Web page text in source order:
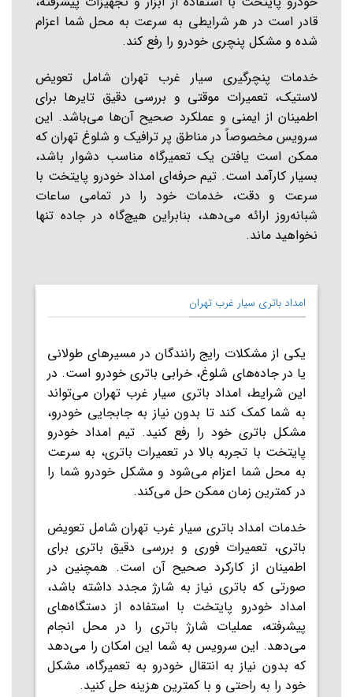
قادر است در هر شرایطی به سرعت به محل شما اعزام
شده و مشکل پنچری خودرو را رفع کند.
خدمات پنچرگیری سیار غرب تهران شامل تعویض
لاستیک، تعمیرات موقتی و بررسی دقیق تایرها برای
اطمینان از ایمنی و عملکرد صحیح آن‌ها می‌باشد. این
سرویس مخصوصاً در مناطق پر ترافیک و شلوغ تهران که
ممکن است یافتن یک تعمیرگاه مناسب دشوار باشد،
بسیار کارآمد است. تیم حرفه‌ای امداد خودرو پایتخت با
سرعت و دقت، خدمات خود را در تمامی ساعات
شبانه‌روز ارائه می‌دهد، بنابراین هیچ‌گاه در جاده تنها
نخواهید ماند.
امداد باتری سیار غرب تهران
یکی از مشکلات رایج رانندگان در مسیرهای طولانی
یا در جاده‌های شلوغ، خرابی باتری خودرو است. در
این شرایط، امداد باتری سیار غرب تهران می‌تواند
به شما کمک کند تا بدون نیاز به جابجایی خودرو،
مشکل باتری خود را رفع کنید. تیم امداد خودرو
پایتخت با تجربه بالا در تعمیرات باتری، به سرعت
به محل شما اعزام می‌شود و مشکل خودرو شما را
در کمترین زمان ممکن حل می‌کند.
خدمات امداد باتری سیار غرب تهران شامل تعویض
باتری، تعمیرات فوری و بررسی دقیق باتری برای
اطمینان از کارکرد صحیح آن است. همچنین در
صورتی که باتری نیاز به شارژ مجدد داشته باشد،
امداد خودرو پایتخت با استفاده از دستگاه‌های
پیشرفته، عملیات شارژ باتری را در محل انجام
می‌دهد. این سرویس به شما این امکان را می‌دهد
که بدون نیاز به انتقال خودرو به تعمیرگاه، مشکل
خود را به راحتی و با کمترین هزینه حل کنید.